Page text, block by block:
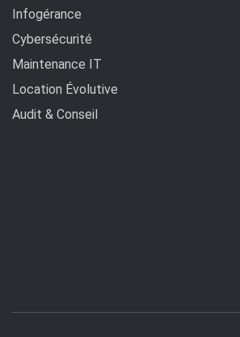
Infogérance
Cybersécurité
Maintenance IT
Location Évolutive
Audit & Conseil